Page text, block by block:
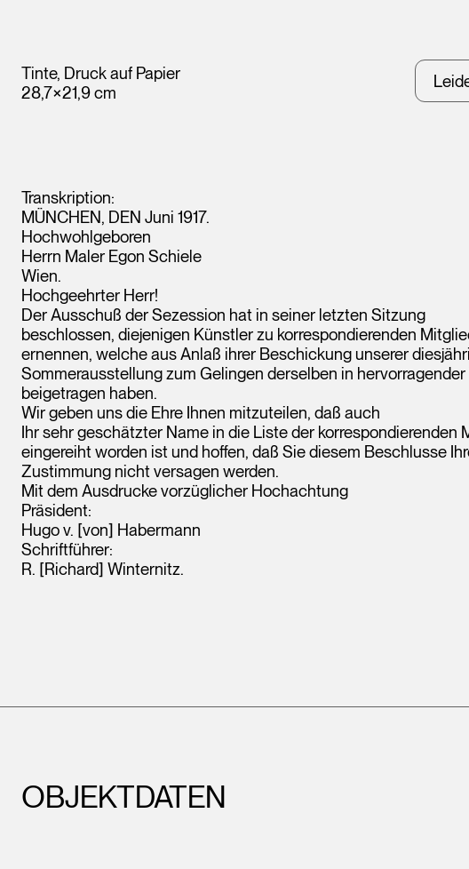
Tinte, Druck auf Papier
28,7×21,9 cm
Transkription:
MÜNCHEN, DEN Juni 1917.
Hochwohlgeboren
Herrn Maler Egon Schiele
Wien.
Hochgeehrter Herr!
Der Ausschuß der Sezession hat in seiner letzten Sitzung
beschlossen, diejenigen Künstler zu korrespondierenden
ernennen, welche aus Anlaß ihrer Beschickung unserer
Sommerausstellung zum Gelingen derselben in hervorragender
beigetragen haben.
Wir geben uns die Ehre Ihnen mitzuteilen, daß auch
Ihr sehr geschätzter Name in die Liste der korrespondierenden
eingereiht worden ist und hoffen, daß Sie diesem Beschlusse
Zustimmung nicht versagen werden.
Mit dem Ausdrucke vorzüglicher Hochachtung
Präsident:
Hugo v. [von] Habermann
Schriftführer:
R. [Richard] Winternitz.
OBJEKTDATEN